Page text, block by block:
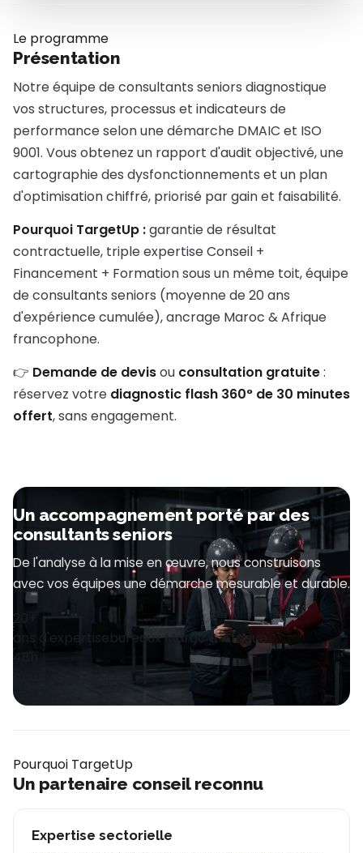
Le programme
Présentation
Notre équipe de consultants seniors diagnostique
vos structures, processus et indicateurs de
performance selon une démarche DMAIC et ISO
9001. Vous obtenez un rapport d'audit objectivé, une
cartographie des dysfonctionnements et un plan
d'optimisation chiffré, priorisé par gain et faisabilité.
Pourquoi TargetUp :garantie de résultat
contractuelle, triple expertise Conseil +
Financement + Formation sous un même toit, équipe
de consultants seniors (moyenne de 20 ans
d'expérience cumulée), ancrage Maroc & Afrique
francophone.
👉 Demande de devisou consultation gratuite:
réservez votre diagnostic flash 360° de 30 minutes
offert, sans engagement.
Un accompagnement porté par des
consultants seniors
De l'analyse à la mise en œuvre, nous construisons
avec vos équipes une démarche mesurable et durable.
20+
ans d'expertise
4
bureaux Maroc & Afrique
48h
Pourquoi TargetUp
Un partenaire conseil reconnu
Expertise sectorielle